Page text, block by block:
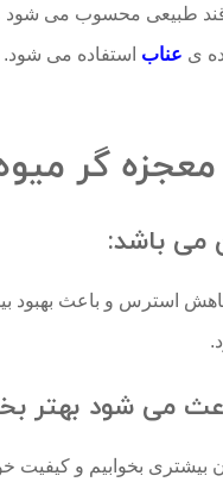
طبیعی محسوب می شود می
ی عناب استفاده می شود.
گر
می باشد:
استرس و باعث بهبود
می شود بهتر
بخوابیم و کیفیت